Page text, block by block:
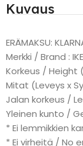
Kuvaus
ERÄMAKSU:
Merkki / Brand :
Korkeus / Height
Mitat (Leveys x
Jalan korkeus /
Yleinen kunto /
* Ei lemmikkien
* Ei virheitä / No